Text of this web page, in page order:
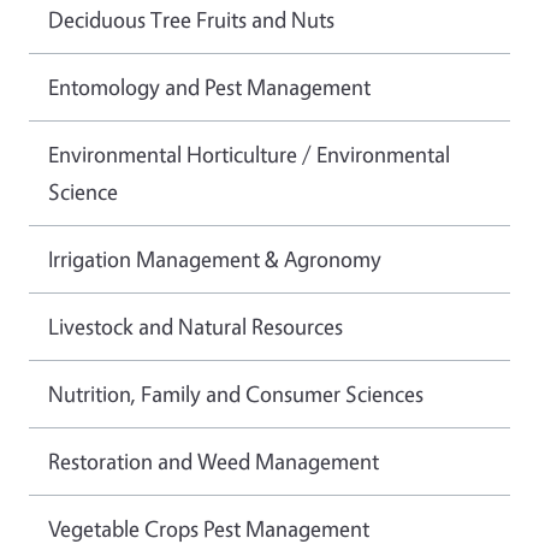
Deciduous Tree Fruits and Nuts
Entomology and Pest Management
Environmental Horticulture / Environmental
Science
Irrigation Management & Agronomy
Livestock and Natural Resources
Nutrition, Family and Consumer Sciences
Restoration and Weed Management
Vegetable Crops Pest Management